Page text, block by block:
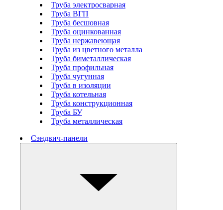
Труба электросварная
Труба ВГП
Труба бесшовная
Труба оцинкованная
Труба нержавеющая
Труба из цветного металла
Труба биметаллическая
Труба профильная
Труба чугунная
Труба в изоляции
Труба котельная
Труба конструкционная
Труба БУ
Труба металлическая
Сэндвич-панели